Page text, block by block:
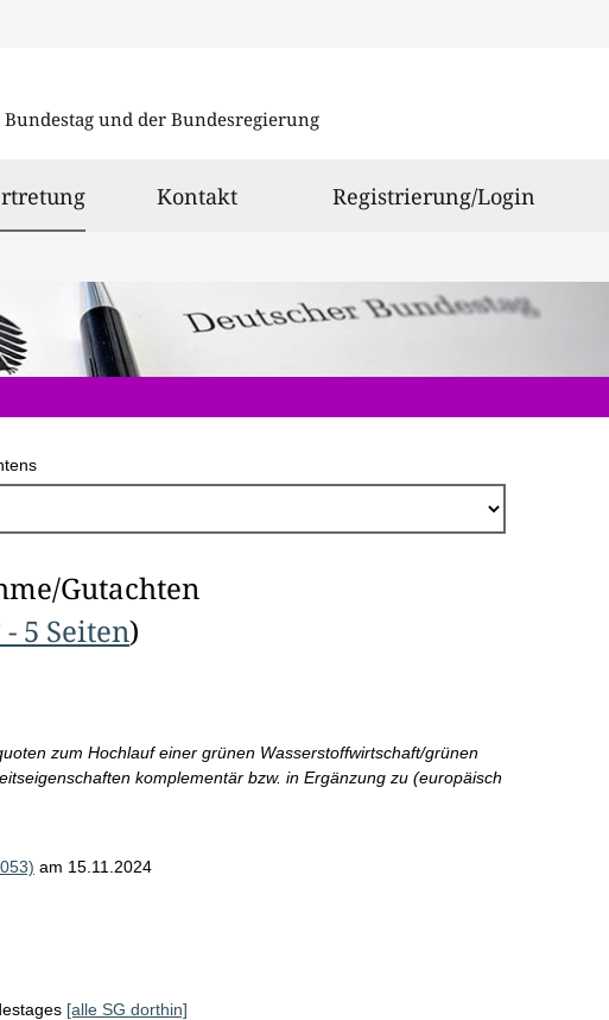
Bundestag und der Bundesregierung
ausgewählt
Kontakt Registrierung/Login
Gutachten
- 5 Seiten)
zum Hochlauf einer grünen Wasserstoffwirtschaft/grünen
komplementär bzw. in Ergänzung zu (europäisch
am 15.11.2024
[alle SG dorthin]